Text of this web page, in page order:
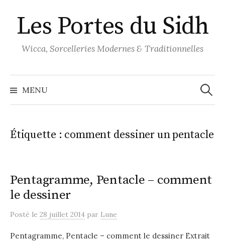
au
contenu
Les Portes du Sidh
Wicca, Sorcelleries Modernes & Traditionnelles
MENU
Étiquette : comment dessiner un pentacle
Pentagramme, Pentacle – comment
le dessiner
Posté le 28 juillet 2014 par Lune
Pentagramme, Pentacle – comment le dessiner Extrait